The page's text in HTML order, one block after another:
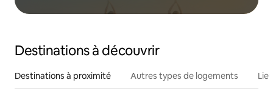
Destinations à découvrir
Destinations à proximité Autres types de logements